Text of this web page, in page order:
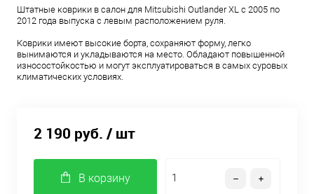
Штатные коврики в салон для Mitsubishi Outlander XL с 2005 по
2012 года выпуска с левым расположением руля.
Коврики имеют высокие борта, сохраняют форму, легко
вынимаются и укладываются на место. Обладают повышенной
износостойкостью и могут эксплуатироваться в самых суровых
климатических условиях.
2 190 руб. / шт
В корзину